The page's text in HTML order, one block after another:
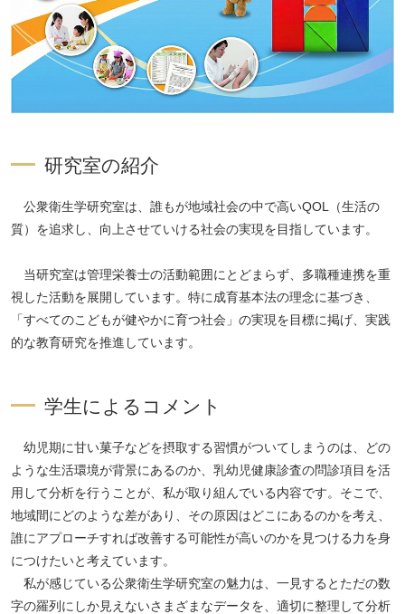
研究室の紹介
公衆衛生学研究室は、誰もが地域社会の中で高いQOL（生活の
質）を追求し、向上させていける社会の実現を目指しています。
当研究室は管理栄養士の活動範囲にとどまらず、多職種連携を重
視した活動を展開しています。特に成育基本法の理念に基づき、
「すべてのこどもが健やかに育つ社会」の実現を目標に掲げ、実践
的な教育研究を推進しています。
学生によるコメント
幼児期に甘い菓子などを摂取する習慣がついてしまうのは、どの
ような生活環境が背景にあるのか、乳幼児健康診査の問診項目を活
用して分析を行うことが、私が取り組んでいる内容です。そこで、
地域間にどのような差があり、その原因はどこにあるのかを考え、
誰にアプローチすれば改善する可能性が高いのかを見つける力を身
につけたいと考えています。
私が感じている公衆衛生学研究室の魅力は、一見するとただの数
字の羅列にしか見えないさまざまなデータを、適切に整理して分析